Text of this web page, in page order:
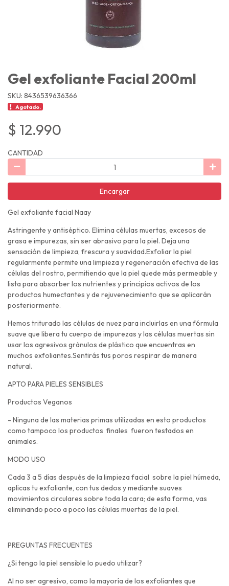
Gel exfoliante Facial 200ml
SKU: 8436539636366
Agotado.
$ 12.990
CANTIDAD
Encargar
Gel exfoliante facial Naay
Astringente y antiséptico. Elimina células muertas, excesos de
grasa e impurezas, sin ser abrasivo para la piel. Deja una
sensación de limpieza, frescura y suavidad.Exfoliar la piel
regularmente permite una limpieza y regeneración efectiva de las
células del rostro, permitiendo que la piel quede más permeable y
lista para absorber los nutrientes y principios activos de los
productos humectantes y de rejuvenecimiento que se aplicarán
posteriormente.
Hemos triturado las células de nuez para incluirlas en una fórmula
suave que libera tu cuerpo de impurezas y las células muertas sin
usar los agresivos gránulos de plástico que encuentras en
muchos exfoliantes.Sentirás tus poros respirar de manera
natural.
APTO PARA PIELES SENSIBLES
Productos Veganos
- Ninguna de las materias primas utilizadas en esto productos
como tampoco los productos finales fueron testados en
animales.
MODO USO
Cada 3 a 5 días después de la limpieza facial sobre la piel húmeda,
aplicas tu exfoliante, con tus dedos y mediante suaves
movimientos circulares sobre toda la cara; de esta forma, vas
eliminando poco a poco las células muertas de la piel.
PREGUNTAS FRECUENTES
¿Si tengo la piel sensible lo puedo utilizar?
Al no ser agresivo, como la mayoría de los exfoliantes que